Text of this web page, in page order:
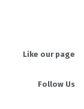
Like our page
Follow Us